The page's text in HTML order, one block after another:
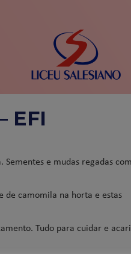
EFI
e mudas regadas
de camomila na horta e estas
Tudo para cuidar e
e chá literário…